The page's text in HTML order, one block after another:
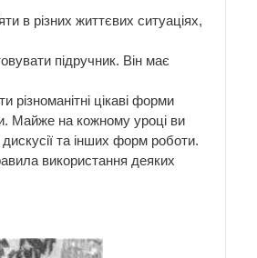
в різних життєвих ситуаціях,
підручник. Він має
цікаві форми
Майже на кожному уроці ви
та інших форм роботи.
використання деяких